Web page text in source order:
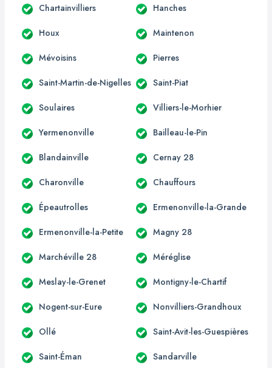
Chartainvilliers Hanches
Houx Maintenon
Mévoisins Pierres
Saint-Martin-de-Nigelles Saint-Piat
Soulaires Villiers-le-Morhier
Yermenonville Bailleau-le-Pin
Blandainville Cernay 28
Charonville Chauffours
Épeautrolles Ermenonville-la-Grande
Ermenonville-la-Petite Magny 28
Marchéville 28 Méréglise
Meslay-le-Grenet Montigny-le-Chartif
Nogent-sur-Eure Nonvilliers-Grandhoux
Ollé Saint-Avit-les-Guespières
Saint-Éman Sandarville